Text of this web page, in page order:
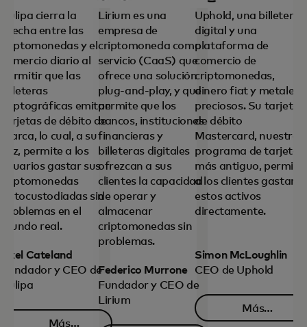
Kulipa cierra la
brecha entre las
criptomonedas y el
comercio diario al
permitir que las
billeteras
criptográficas emitan
tarjetas de débito de
marca, lo cual, a su
vez, permite a los
usuarios gastar sus
criptomonedas
autocustodiadas sin
problemas en el
mundo real.
Axel Cateland
Fundador y CEO de
Kulipa
Más
Lirium es una
empresa de
criptomoneda como
servicio (CaaS) que
ofrece una solución
plug-and-play, y que
permite que los
bancos, instituciones
financieras y
billeteras digitales
ofrezcan a sus
clientes la capacidad
de operar y
almacenar
criptomonedas sin
problemas.
Federico Murrone
Fundador y CEO de
Lirium
Uphold, una billetera
digital y una
plataforma de
comercio de
criptomonedas,
dinero fiat y metales
preciosos. Su tarjeta
de débito
Mastercard, nuestro
programa de tarjetas
más antiguo, permite
a los clientes gastar
estos activos
directamente.
Simon McLoughlin
CEO de Uphold
Más